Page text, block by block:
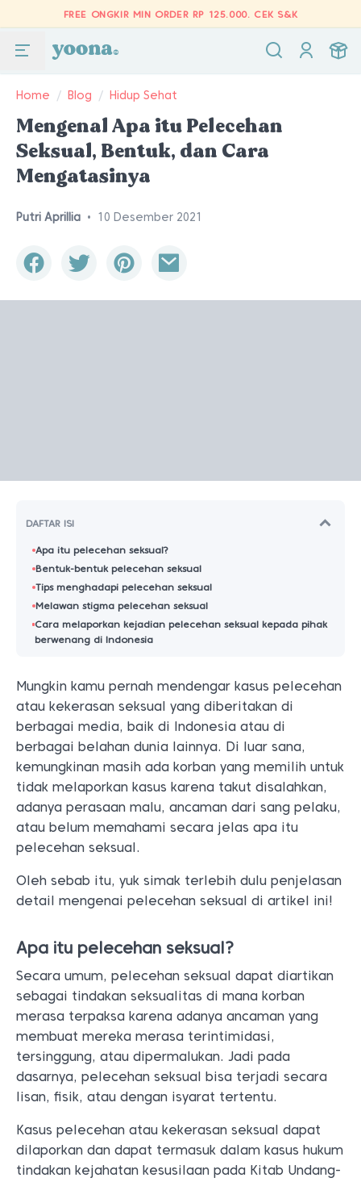
FREE ONGKIR MIN ORDER RP 125.000. CEK S&K
Home / Blog / Hidup Sehat
Mengenal Apa itu Pelecehan
Seksual, Bentuk, dan Cara
Mengatasinya
Putri Aprillia • 10 Desember 2021
DAFTAR ISI
Apa itu pelecehan seksual?
Bentuk-bentuk pelecehan seksual
Tips menghadapi pelecehan seksual
Melawan stigma pelecehan seksual
Cara melaporkan kejadian pelecehan seksual kepada pihak
berwenang di Indonesia
Mungkin kamu pernah mendengar kasus pelecehan
atau kekerasan seksual yang diberitakan di
berbagai media, baik di Indonesia atau di
berbagai belahan dunia lainnya. Di luar sana,
kemungkinan masih ada korban yang memilih untuk
tidak melaporkan kasus karena takut disalahkan,
adanya perasaan malu, ancaman dari sang pelaku,
atau belum memahami secara jelas apa itu
pelecehan seksual.
Oleh sebab itu, yuk simak terlebih dulu penjelasan
detail mengenai pelecehan seksual di artikel ini!
Apa itu pelecehan seksual?
Secara umum, pelecehan seksual dapat diartikan
sebagai tindakan seksualitas di mana korban
merasa terpaksa karena adanya ancaman yang
membuat mereka merasa terintimidasi,
tersinggung, atau dipermalukan. Jadi pada
dasarnya, pelecehan seksual bisa terjadi secara
lisan, fisik, atau dengan isyarat tertentu.
Kasus pelecehan atau kekerasan seksual dapat
dilaporkan dan dapat termasuk dalam kasus hukum
tindakan kejahatan kesusilaan pada Kitab Undang-